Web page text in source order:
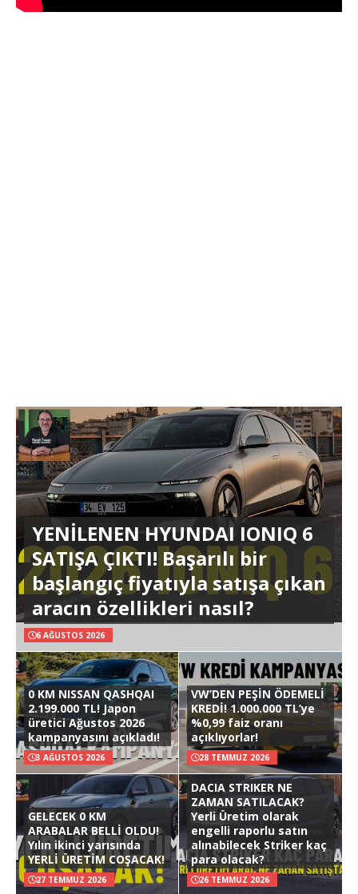
YENİLENEN HYUNDAI IONIQ 6
SATIŞA ÇIKTI! Başarılı bir
başlangıç fiyatıyla satışa çıkan
aracın özellikleri nasıl?
6 AĞUSTOS 2026
0 KM NISSAN QASHQAI
2.199.000 TL! Japon
üretici Ağustos 2026
kampanyasını açıkladı!
3 AĞUSTOS 2026
VW’DEN PEŞİN ÖDEMELİ
KREDİ! 1.000.000 TL’ye
%0,99 faiz oranı
açıklıyorlar!
28 TEMMUZ 2026
GELECEK 0 KM
ARABALAR BELLİ OLDU!
Yılın ikinci yarısında
YERLİ ÜRETİM COŞACAK!
27 TEMMUZ 2026
DACIA STRIKER NE
ZAMAN SATILACAK?
Yerli Üretim olarak
engelli raporlu satın
alınabilecek Striker kaç
para olacak?
26 TEMMUZ 2026